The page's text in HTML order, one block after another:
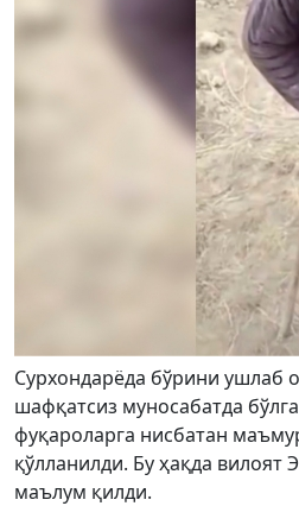
Сурхондарёда бўрини ушлаб
шафқатсиз муносабатда
фуқароларга нисбатан
қўлланилди. Бу ҳақда вилоят
маълум қилди.